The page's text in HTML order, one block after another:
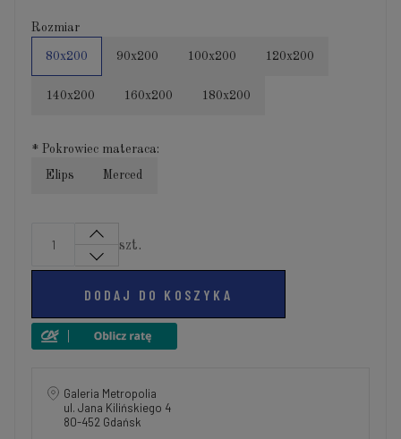
Rozmiar
80x200 90x200 100x200 120x200
140x200 160x200 180x200
* Pokrowiec materaca:
Elips Merced
szt.
DODAJ DO KOSZYKA
Galeria Metropolia
ul. Jana Kilińskiego 4
80-452 Gdańsk